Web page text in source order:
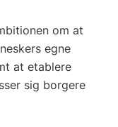
om at
egne
at etablere
sig borgere